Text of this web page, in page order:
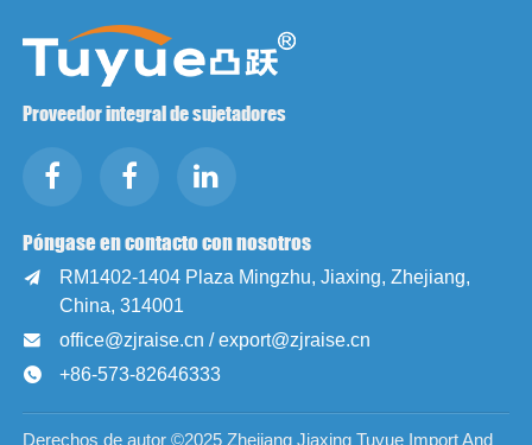
Proveedor integral de sujetadores
Póngase en contacto con nosotros

RM1402-1404 Plaza Mingzhu, Jiaxing, Zhejiang,
China, 314001
 office@zjraise.cn / export@zjraise.cn
 +86-573-82646333
Derechos de autor ©2025 Zhejiang Jiaxing Tuyue Import And